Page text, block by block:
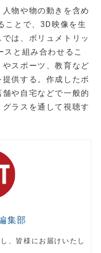
物や物の動きを含め
ことで、3D映像を生
は、ボリュメトリッ
スと組み合わせるこ
スポーツ、教育など
供する。作成したボ
や自宅などで一般的
ラスを通して視聴す
集部
、皆様にお届けいたし